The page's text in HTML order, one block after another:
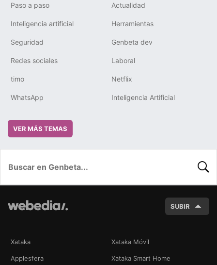
Paso a paso Actualidad
Inteligencia artificial Herramientas
Seguridad Genbeta dev
Redes sociales Laboral
timo Netflix
WhatsApp Inteligencia Artificial
VER MÁS TEMAS
SUBIR
Xataka Xataka Móvil
Applesfera Xataka Smart Home